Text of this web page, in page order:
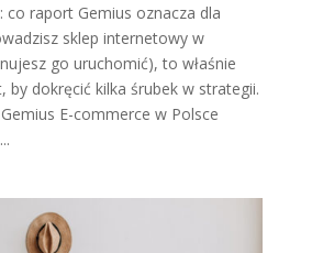
co raport Gemius oznacza dla
sklep internetowy w
go uruchomić), to właśnie
dokręcić kilka śrubek w strategii.
E-commerce w Polsce